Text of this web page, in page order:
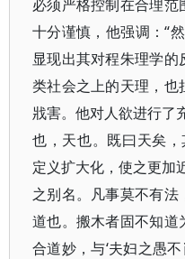
必须严格控制在合理
十分谨慎，他强调：“
显现出其对程朱理学
类社会之上的天理，
戕害。他对人欲进行了
也，天也。既曰天矣
定义扩大化，使之更加
之别名。凡事莫不有法
道也。搬木者固不知
合道妙，与‘夫妇之愚不